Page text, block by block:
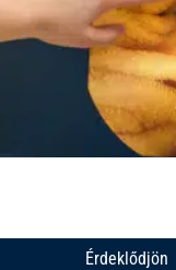
Érdeklődjön